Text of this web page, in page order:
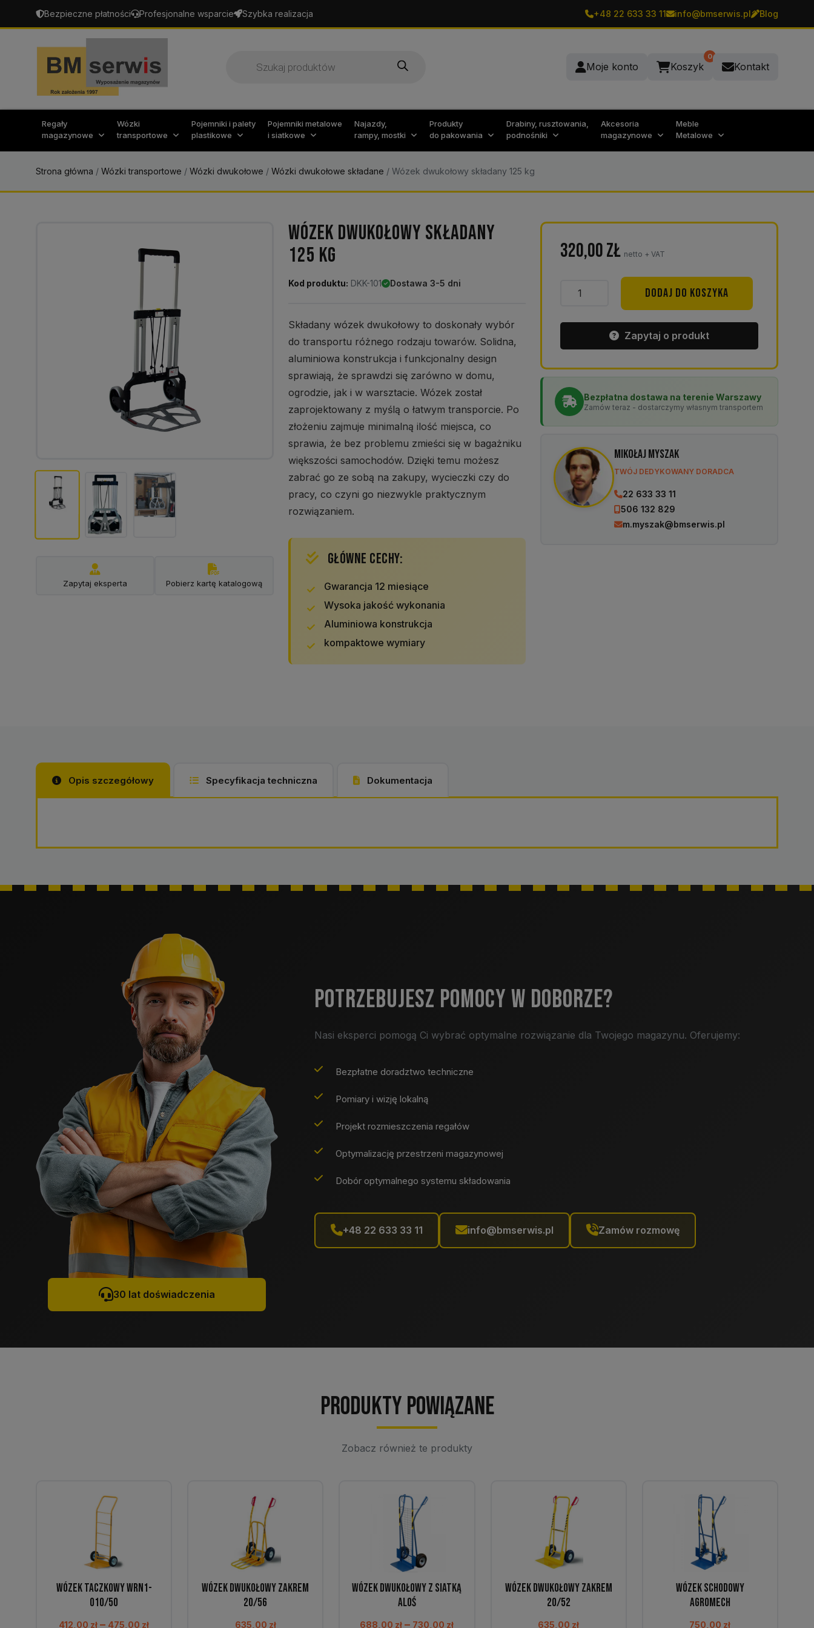
Bezpieczne płatności Profesjonalne wsparcie Szybka realizacja +48 22 633 33 11 info@bmserwis.pl Blog
produktów
Moje konto Koszyk
0
Kontakt
Regały
magazynowe
Wózki
transportowe
Pojemniki i palety
plastikowe
Pojemniki metalowe
i siatkowe
Najazdy,
rampy, mostki
Produkty
do pakowania
Drabiny, rusztowania,
podnośniki
Akcesoria
magazynowe
Meble
Metalowe
Strona główna / Wózki transportowe / Wózki dwukołowe / Wózki dwukołowe składane / Wózek dwukołowy składany 125 kg
Zapytaj eksperta Pobierz kartę katalogową
WÓZEK DWUKOŁOWY SKŁADANY
125 KG
Kod produktu: DKK-101 Dostawa 3-5 dni
Składany wózek dwukołowy to doskonały wybór
do transportu różnego rodzaju towarów. Solidna,
aluminiowa konstrukcja i funkcjonalny design
sprawiają, że sprawdzi się zarówno w domu,
ogrodzie, jak i w warsztacie. Wózek został
zaprojektowany z myślą o łatwym transporcie. Po
złożeniu zajmuje minimalną ilość miejsca, co
sprawia, że bez problemu zmieści się w bagażniku
większości samochodów. Dzięki temu możesz
zabrać go ze sobą na zakupy, wycieczki czy do
pracy, co czyni go niezwykle praktycznym
rozwiązaniem.
GŁÓWNE CECHY:
Gwarancja 12 miesiące
Wysoka jakość wykonania
Aluminiowa konstrukcja
kompaktowe wymiary
320,00zł netto + VAT
ilość
125
DODAJ DO KOSZYKA
Zapytaj o produkt
Bezpłatna dostawa na terenie Warszawy
Zamów teraz - dostarczymy własnym transportem
Mikołaj Myszak
TWÓJ DEDYKOWANY DORADCA
22 633 33 11
506 132 829
m.myszak@bmserwis.pl
Opis szczegółowy Specyfikacja techniczna Dokumentacja
30 lat doświadczenia
POTRZEBUJESZ POMOCY W DOBORZE?
Nasi eksperci pomogą Ci wybrać optymalne rozwiązanie dla Twojego magazynu. Oferujemy:
Bezpłatne doradztwo techniczne
Pomiary i wizję lokalną
Projekt rozmieszczenia regałów
Optymalizację przestrzeni magazynowej
Dobór optymalnego systemu składowania
+48 22 633 33 11 info@bmserwis.pl Zamów rozmowę
Produkty powiązane
Zobacz również te produkty
Wózek taczkowy WRN1-
010/50
412,00 zł – 475,00 złZakres
Wózek dwukołowy Zakrem
20/56
635,00 zł
Wózek dwukołowy z siatką
ALOŚ
688,00 zł – 730,00 złZakres
Wózek dwukołowy Zakrem
20/52
635,00 zł
Wózek schodowy
Agromech
750,00 zł